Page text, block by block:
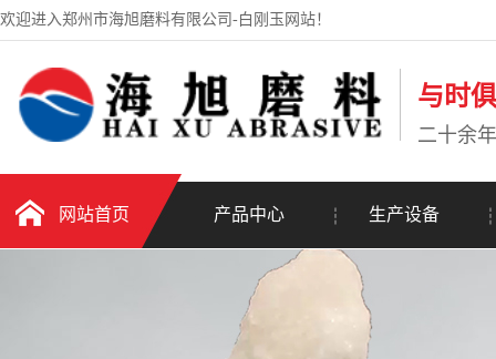
欢迎进入郑州市海旭磨料有限公司-白刚玉网站！
与时
二十余
网站首页 产品中心 生产设备